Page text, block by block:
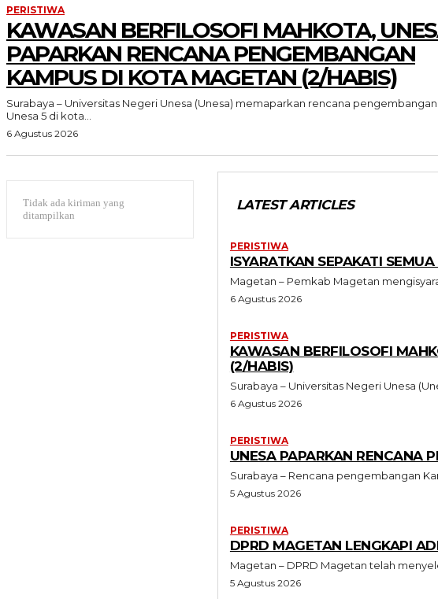
PERISTIWA
KAWASAN BERFILOSOFI MAHKOTA,
PAPARKAN RENCANA PENGEMBANGAN
KAMPUS DI KOTA MAGETAN (2/HABIS)
Surabaya – Universitas Negeri Unesa (Unesa) memaparkan rencana
Unesa 5 di kota...
6 Agustus 2026
Tidak ada kiriman yang
ditampilkan
LATEST ARTICLES
PERISTIWA
ISYARATKAN SEPAKATI
Magetan – Pemkab Magetan
6 Agustus 2026
PERISTIWA
KAWASAN BERFILOSOFI
(2/HABIS)
Surabaya – Universitas Negeri Unesa
6 Agustus 2026
PERISTIWA
UNESA PAPARKAN RENCANA
Surabaya – Rencana pengembangan
5 Agustus 2026
PERISTIWA
DPRD MAGETAN LENGKAPI
Magetan – DPRD Magetan telah
5 Agustus 2026